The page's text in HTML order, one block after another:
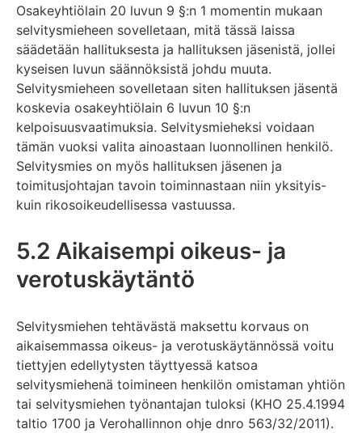
Osakeyhtiölain 20 luvun 9 §:n 1 momentin mukaan
selvitysmieheen sovelletaan, mitä tässä laissa
säädetään hallituksesta ja hallituksen jäsenistä, jollei
kyseisen luvun säännöksistä johdu muuta.
Selvitysmieheen sovelletaan siten hallituksen jäsentä
koskevia osakeyhtiölain 6 luvun 10 §:n
kelpoisuusvaatimuksia. Selvitysmieheksi voidaan
tämän vuoksi valita ainoastaan luonnollinen henkilö.
Selvitysmies on myös hallituksen jäsenen ja
toimitusjohtajan tavoin toiminnastaan niin yksityis-
kuin rikosoikeudellisessa vastuussa.
5.2 Aikaisempi oikeus- ja
verotuskäytäntö
Selvitysmiehen tehtävästä maksettu korvaus on
aikaisemmassa oikeus- ja verotuskäytännössä voitu
tiettyjen edellytysten täyttyessä katsoa
selvitysmiehenä toimineen henkilön omistaman yhtiön
tai selvitysmiehen työnantajan tuloksi (KHO 25.4.1994
taltio 1700 ja Verohallinnon ohje dnro 563/32/2011).